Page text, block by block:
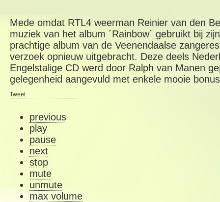
Mede omdat RTL4 weerman Reinier van den
muziek van het album ´Rainbow´ gebruikt bij
prachtige album van de Veenendaalse
verzoek opnieuw uitgebracht. Deze deels
Engelstalige CD werd door Ralph van Manen
gelegenheid aangevuld met enkele mooie
Tweet
previous
play
pause
next
stop
mute
unmute
max volume